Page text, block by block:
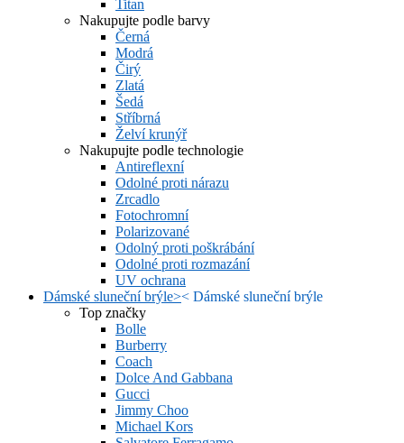
Titan
Nakupujte podle barvy
Černá
Modrá
Čirý
Zlatá
Šedá
Stříbrná
Želví krunýř
Nakupujte podle technologie
Antireflexní
Odolné proti nárazu
Zrcadlo
Fotochromní
Polarizované
Odolný proti poškrábání
Odolné proti rozmazání
UV ochrana
Dámské sluneční brýle>< Dámské sluneční brýle
Top značky
Bolle
Burberry
Coach
Dolce And Gabbana
Gucci
Jimmy Choo
Michael Kors